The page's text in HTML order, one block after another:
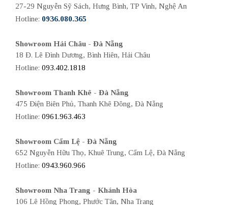
27-29 Nguyễn Sỹ Sách, Hưng Bình, TP Vinh, Nghệ An
Hotline: 0936.080.365
Showroom Hải Châu - Đà Nẵng
18 Đ. Lê Đình Dương, Bình Hiên, Hải Châu
Hotline: 093.402.1818
Showroom Thanh Khê - Đà Nẵng
475 Điện Biên Phủ, Thanh Khê Đông, Đà Nẵng
Hotline: 0961.963.463
Showroom Cẩm Lệ - Đà Nẵng
652 Nguyễn Hữu Thọ, Khuê Trung, Cẩm Lệ, Đà Nẵng
Hotline: 0943.960.966
Showroom Nha Trang - Khánh Hòa
106 Lê Hồng Phong, Phước Tân, Nha Trang